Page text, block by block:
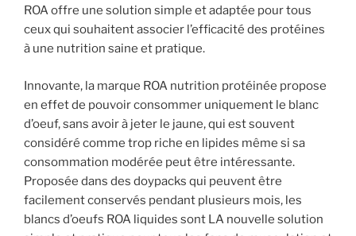
ROA offre une solution simple et adaptée pour tous
ceux qui souhaitent associer l’efficacité des protéines
à une nutrition saine et pratique.
Innovante, la marque ROA nutrition protéinée propose
en effet de pouvoir consommer uniquement le blanc
d’oeuf, sans avoir à jeter le jaune, qui est souvent
considéré comme trop riche en lipides même si sa
consommation modérée peut être intéressante.
Proposée dans des doypacks qui peuvent être
facilement conservés pendant plusieurs mois, les
blancs d’oeufs ROA liquides sont LA nouvelle solution